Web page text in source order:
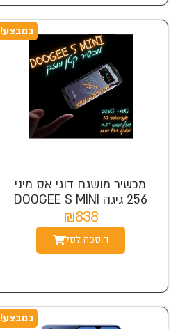
במבצע!
מכשיר מושגח דוגי אס מיני
256 גיגה DOOGEE S MINI
₪838
הוספה לסל
במבצע!